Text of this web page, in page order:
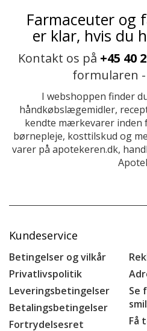
Farmaceuter og
er klar, hvis du
Kontakt os på +45 40
formularen -
I webshoppen finder
håndkøbslægemidler,
kendte mærkevarer inden
børnepleje, kosttilskud og
varer på apotekeren.dk,
Kundeservice
Betingelser og vilkår
Privatlivspolitik
Leveringsbetingelser
Betalingsbetingelser
Fortrydelsesret
Se
Få